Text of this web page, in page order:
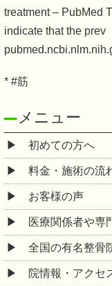
treatment – PubMed
indicate that the prev
* #筋
メニュー
初めての方へ
料金・施術の流
お客様の声
医療関係者や専
全国の有名整骨
院情報・アクセ